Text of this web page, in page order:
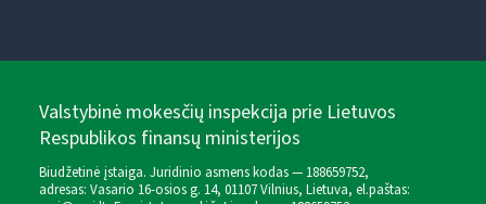
Valstybinė mokesčių inspekcija prie Lietuvos
Respublikos finansų ministerijos
Biudžetinė įstaiga. Juridinio asmens kodas — 188659752,
adresas: Vasario 16-osios g. 14, 01107 Vilnius, Lietuva, el.paštas: